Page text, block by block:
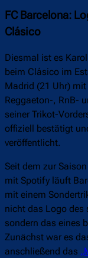
FC Barcelona:
Clásico
Diesmal ist es
beim Clásico im
Madrid (21 Uhr)
Reggaeton-, RnB-
seiner Trikot-
offiziell bestätigt
veröffentlicht.
Seit dem zur
mit Spotify läuft
mit einem
nicht das Logo des
sondern das eines
Zunächst war es
anschließend das